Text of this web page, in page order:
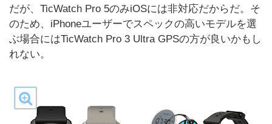
だが、TicWatch Pro 5のみiOSには非対応だからだ。そ
のため、iPhoneユーザーでスペックの高いモデルを選
ぶ場合にはTicWatch Pro 3 Ultra GPSの方が良いかもし
れない。